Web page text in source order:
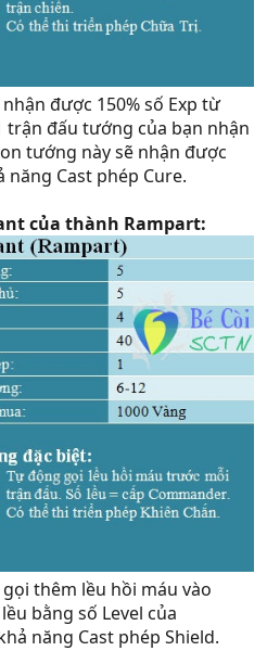
được 150% số Exp từ
trận đấu tướng của bạn nhận
tướng này sẽ nhận được
năng Cast phép Cure.
của thành Rampart:
thêm lều hồi máu vào
bằng số Level của
năng Cast phép Shield.